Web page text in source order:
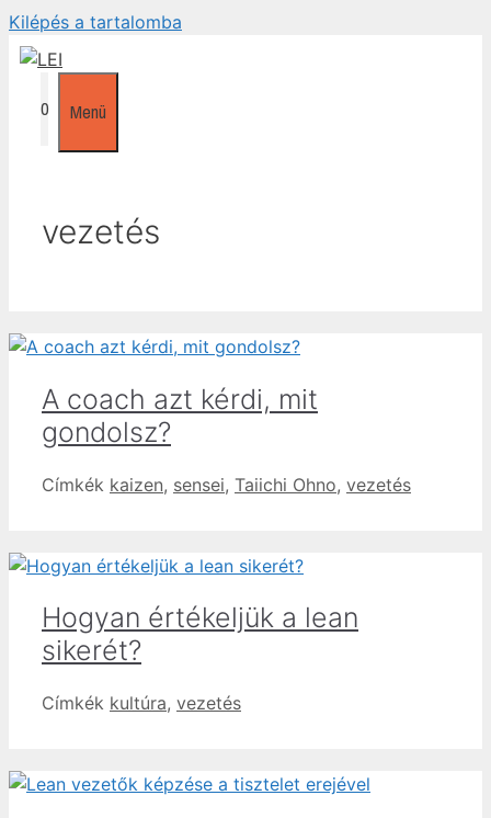
Kilépés a tartalomba
0 Menü
vezetés
A coach azt kérdi, mit
gondolsz?
Címkék kaizen, sensei, Taiichi Ohno, vezetés
Hogyan értékeljük a lean
sikerét?
Címkék kultúra, vezetés